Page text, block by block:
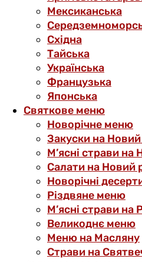
Мексиканська
Східна
Тайська
Українська
Французька
Японська
Святкове меню
Новорічне меню
Закуски на Новий
М’ясні страви на
Салати на Новий
Новорічні
Різдвяне меню
М’ясні страви на
Великоднє меню
Меню на Масляну
Страви на